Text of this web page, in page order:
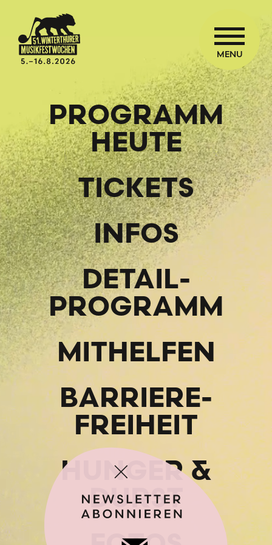
MENU
PROGRAMM
HEUTE
TICKETS
INFOS
DETAIL­
PROGRAMM
MITHELFEN
BARRIERE­
FREIHEIT
HUNGER &
DURST